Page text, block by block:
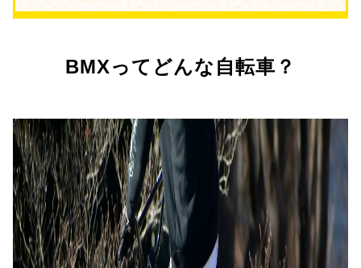
BMXってどんな自転車？